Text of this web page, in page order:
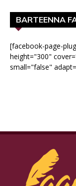
BARTEENNA
[facebook-page-
height="300"
small="false"